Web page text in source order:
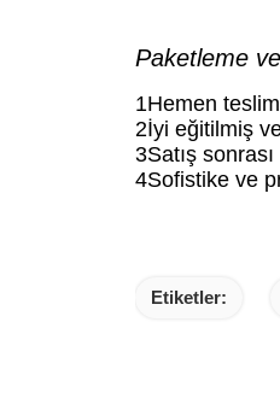
Paketleme
1Hemen
2İyi eğitilmiş
3Satış
4Sofistike ve
Etiketler: